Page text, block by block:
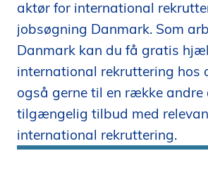
i
d
e
n
aktør for international
jobsøgning Danmark. Som
Danmark kan du få gratis
international rekruttering hos
også gerne til en række andre
tilgængelig tilbud med
international rekruttering.